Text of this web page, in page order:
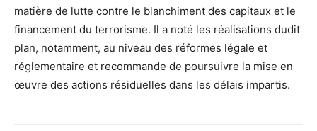
matière de lutte contre le blanchiment des capitaux et le
financement du terrorisme. Il a noté les réalisations dudit
plan, notamment, au niveau des réformes légale et
réglementaire et recommande de poursuivre la mise en
œuvre des actions résiduelles dans les délais impartis.